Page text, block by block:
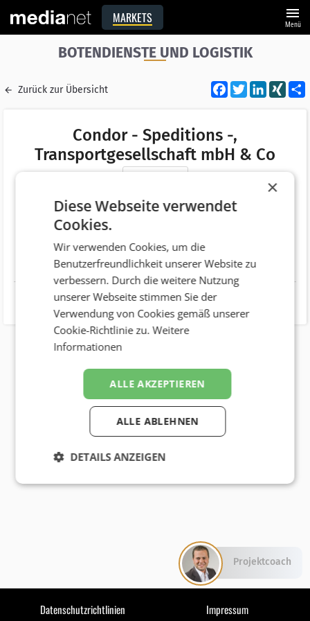
MARKETS menu
Menü
BOTENDIENSTE UND LOGISTIK
Zurück zur Übersicht Facebook
Twitter XING
Condor - Speditions -,
Transportgesellschaft mbH & Co
Adresse
Samergasse 27
Telefonnummer
+43 (662) 88984-0
Website http://www.condor.co.at
Datenschutzrichtlinien Impressum
×
Diese Webseite verwendet
Cookies.
Wir verwenden Cookies, um die
Benutzerfreundlichkeit unserer Website zu
verbessern. Durch die weitere Nutzung
unserer Webseite stimmen Sie der
Verwendung von Cookies gemäß unserer
Cookie-Richtlinie zu.Weitere
Informationen
ALLE AKZEPTIEREN
ALLE ABLEHNEN
DETAILS ANZEIGEN
Projektcoach